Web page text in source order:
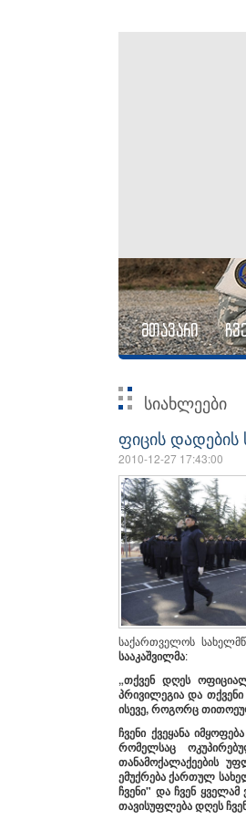
მთავარი
სიახლეები
ფიცის დადების
2010-12-27 17:43:00
საქართველოს
სააკაშვილმა:
„თქვენ დღეს
პრივილეგიადა
ისევე,როგორც
ჩვენი ქვეყანაიმყოფება
რომელსაც
თანამოქალაქეების
ემუქრებაქართულ
ჩვენი" და ჩვენ ყველამ
თავისუფლებადღეს